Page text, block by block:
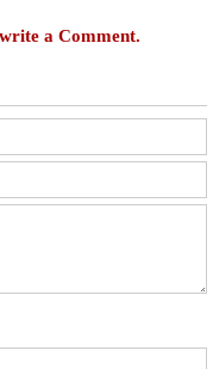
a Comment.